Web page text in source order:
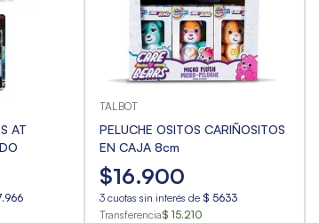
AT
.966
TALBOT
PELUCHE OSITOS CARIÑOSITOS
EN CAJA 8cm
$16.900
3 cuotas sin interés de $ 5633
Transferencia$ 15.210